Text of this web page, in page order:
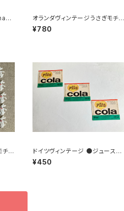
オランダヴィンテージうさぎモチー
フプラパーツ30個セットNo162
¥780
チー
ドイツヴィンテージ ●ジュースラ
ベル3枚組●vitacolaビタコーラ
¥450